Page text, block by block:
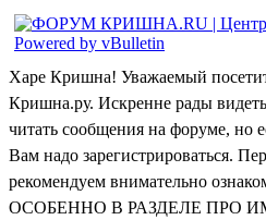
Харе Кришна! Уважаемый
Кришна.ру. Искренне рады
читать сообщения на форуме, но
Вам надо зарегистрироваться.
рекомендуем внимательно
ОСОБЕННО В РАЗДЕЛЕ ПРО